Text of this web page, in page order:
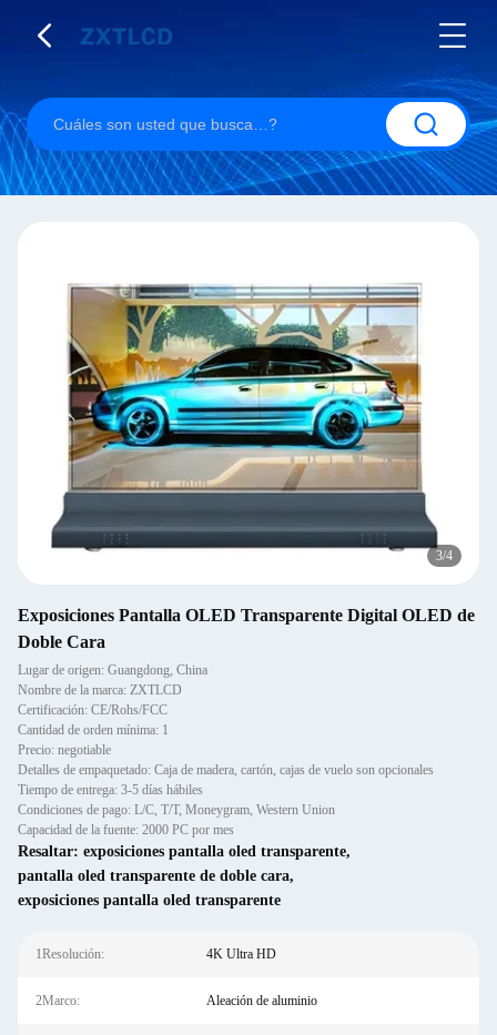
3/4
Exposiciones Pantalla OLED Transparente Digital OLED de
Doble Cara
Lugar de origen: Guangdong, China
Nombre de la marca: ZXTLCD
Certificación: CE/Rohs/FCC
Cantidad de orden mínima: 1
Precio: negotiable
Detalles de empaquetado: Caja de madera, cartón, cajas de vuelo son opcionales
Tiempo de entrega: 3-5 días hábiles
Condiciones de pago: L/C, T/T, Moneygram, Western Union
Capacidad de la fuente: 2000 PC por mes
Resaltar: exposiciones pantalla oled transparente,
pantalla oled transparente de doble cara,
exposiciones pantalla oled transparente
1Resolución: 4K Ultra HD
2Marco: Aleación de aluminio